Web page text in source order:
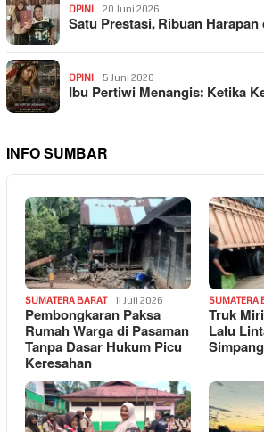
OPINI 20 Juni 2026
Satu Prestasi, Ribuan
OPINI 5 Juni 2026
Ibu Pertiwi Menangis: Ketika
INFO SUMBAR
SUMATERA BARAT 11 Juli 2026
Pembongkaran Paksa
Rumah Warga di Pasaman
Tanpa Dasar Hukum Picu
Keresahan
SUMATERA
Truk
Lalu